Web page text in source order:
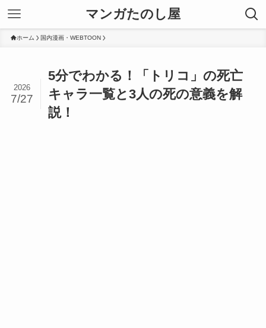
マンガたのし屋
ホーム 国内漫画・WEBTOON
5分でわかる！「トリコ」の死亡
キャラ一覧と3人の死の意義を解
説！
2026
7/27